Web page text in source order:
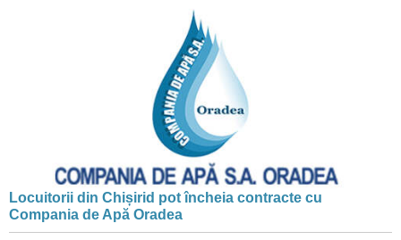
Locuitorii din Chișirid pot încheia contracte cu
Compania de Apă Oradea